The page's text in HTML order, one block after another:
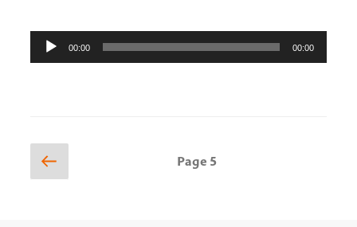
Audio
Player
00:00 00:00
Posts
pagination
Previous
page
Page5